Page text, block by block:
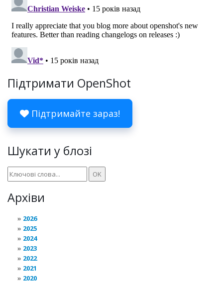
Підтримати OpenShot
Підтримайте зараз!
Шукати у блозі
Архіви
2026
2025
2024
2023
2022
2021
2020